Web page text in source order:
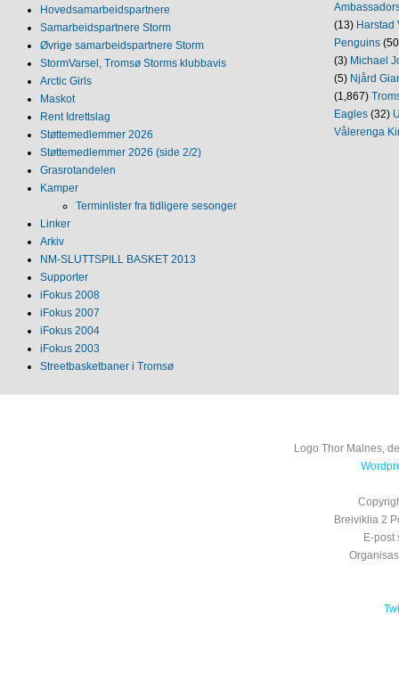
Hovedsamarbeidspartnere
Samarbeidspartnere Storm
Øvrige samarbeidspartnere Storm
StormVarsel, Tromsø Storms klubbavis
Arctic Girls
Maskot
Rent Idrettslag
Støttemedlemmer 2026
Støttemedlemmer 2026 (side 2/2)
Grasrotandelen
Kamper
Terminlister fra tidligere sesonger
Linker
Arkiv
NM‐SLUTTSPILL BASKET 2013
Supporter
iFokus 2008
iFokus 2007
iFokus 2004
iFokus 2003
Streetbasketbaner i Tromsø
(13) Harstad
Penguins
(3) Michael
(5) Njård
(1,867)
Eagles (32)
Vålerenga
Logo Thor Malnes,
Breiviklia 2
E-post